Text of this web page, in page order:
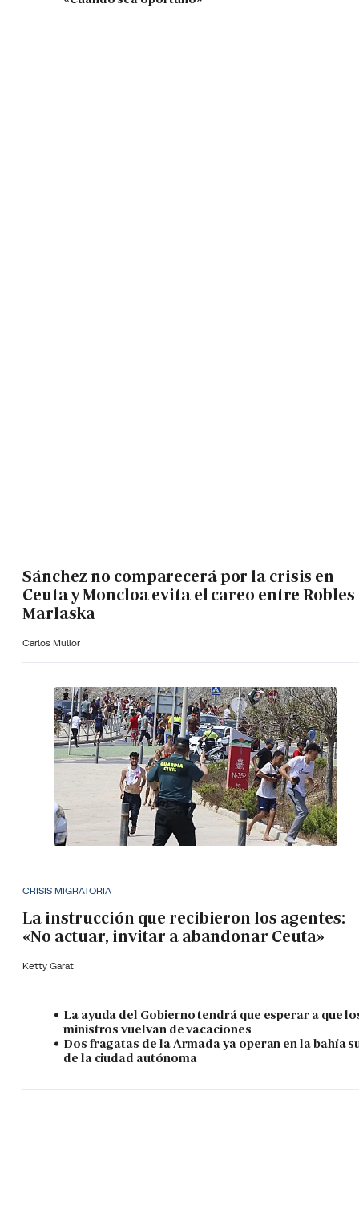
Sánchez no comparecerá por la crisis en
Ceuta y Moncloa evita el careo entre Robles
Marlaska
Carlos Mullor
CRISIS MIGRATORIA
La instrucción que recibieron los agentes:
«No actuar, invitar a abandonar Ceuta»
Ketty Garat
La ayuda del Gobierno tendrá que esperar a que
ministros vuelvan de vacaciones
Dos fragatas de la Armada ya operan en la bahía
de la ciudad autónoma